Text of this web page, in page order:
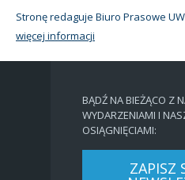
Stronę redaguje Biuro Prasowe
więcej informacji
BĄDŹ NA BIEŻĄCO Z
WYDARZENIAMI I
OSIĄGNIĘCIAMI:
ZAPISZ